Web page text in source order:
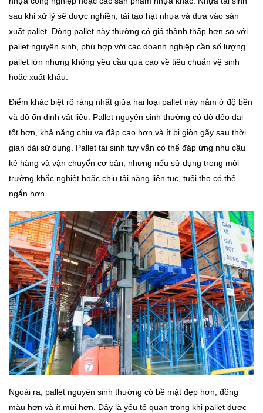
sau khi xử lý sẽ được nghiền, tái tạo hạt nhựa và đưa vào sản
xuất pallet. Dòng pallet này thường có giá thành thấp hơn so với
pallet nguyên sinh, phù hợp với các doanh nghiệp cần số lượng
pallet lớn nhưng không yêu cầu quá cao về tiêu chuẩn vệ sinh
hoặc xuất khẩu.
Điểm khác biệt rõ ràng nhất giữa hai loại pallet này nằm ở độ bền
và độ ổn định vật liệu. Pallet nguyên sinh thường có độ dẻo dai
tốt hơn, khả năng chịu va đập cao hơn và ít bị giòn gãy sau thời
gian dài sử dụng. Pallet tái sinh tuy vẫn có thể đáp ứng nhu cầu
kê hàng và vận chuyển cơ bản, nhưng nếu sử dụng trong môi
trường khắc nghiệt hoặc chịu tải nặng liên tục, tuổi thọ có thể
ngắn hơn.
Ngoài ra, pallet nguyên sinh thường có bề mặt đẹp hơn, đồng
màu hơn và ít mùi hơn. Đây là yếu tố quan trọng khi pallet được